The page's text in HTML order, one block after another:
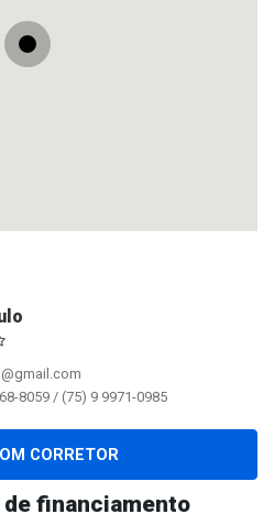
8059 / (75) 9 9971-0985
CORRETOR
financiamento